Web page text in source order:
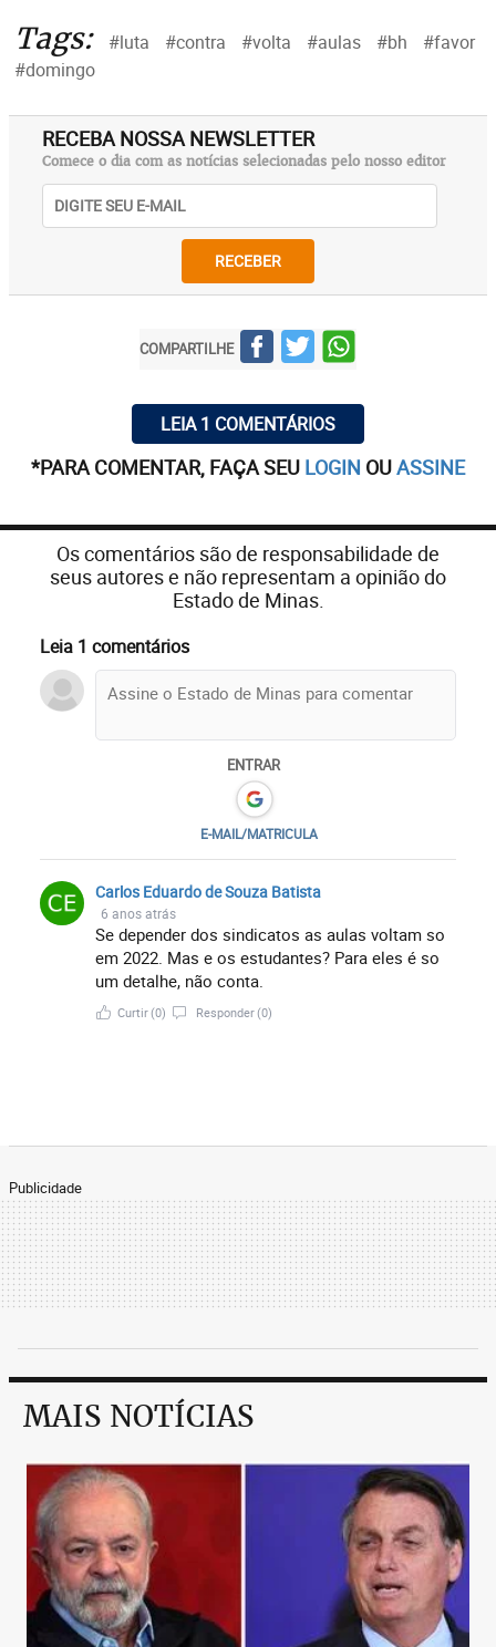
Tags: #luta #contra #volta #aulas #bh
#favor
#domingo
RECEBA NOSSA NEWSLETTER
Comece o dia com as notícias selecionadas pelo nosso editor
RECEBER
COMPARTILHE
LEIA 1 COMENTÁRIOS
*PARA COMENTAR, FAÇA SEU LOGIN OUASSINE
Os comentários são de responsabilidade de
seus autores e não representam a opinião do
Estado de Minas.
Leia 1 comentários
ENTRAR
E-MAIL/MATRICULA
Carlos Eduardo de Souza Batista
6 anos atrás
Se depender dos sindicatos as aulas voltam so
em 2022. Mas e os estudantes? Para eles é so
um detalhe, não conta.
Curtir(0) Responder(0)
Publicidade
MAIS NOTÍCIAS